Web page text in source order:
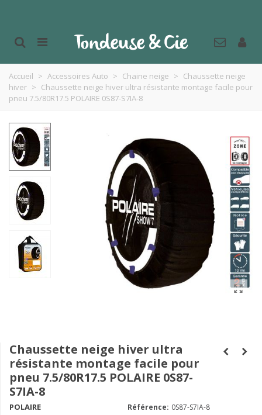
Accueil > Accessoires Auto > Chaine neige > Chaussette neige
hiver > Chaussette neige hiver ultra résistante montage facile pour
pneu 7.5/80R17.5 POLAIRE 0S87-S7IA-8
Chaussette neige hiver ultra
résistante montage facile pour
pneu 7.5/80R17.5 POLAIRE 0S87-
S7IA-8
POLAIRE Référence: 0S87-S7IA-8